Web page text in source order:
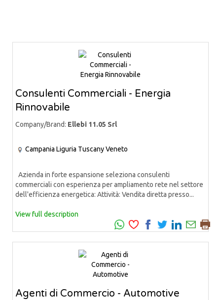
Consulenti Commerciali - Energia
Rinnovabile
Company/Brand: Ellebi 11.05 Srl
Campania Liguria TuscanyVeneto
Azienda in forte espansione seleziona consulenti
commerciali con esperienza per ampliamento rete nel settore
dell'efficienza energetica: Attività: Vendita diretta presso...
View full description
Agenti di Commercio - Automotive